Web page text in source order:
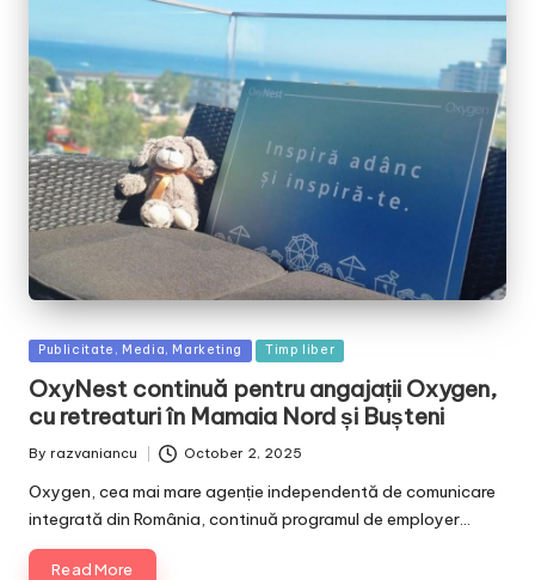
Posted
Publicitate, Media, Marketing Timp liber
OxyNest continuă pentru angajații Oxygen,
cu retreaturi în Mamaia Nord și Bușteni
Posted
By razvaniancu October 2, 2025
Oxygen, cea mai mare agenție independentă de comunicare
integrată din România, continuă programul de employer…
Read More